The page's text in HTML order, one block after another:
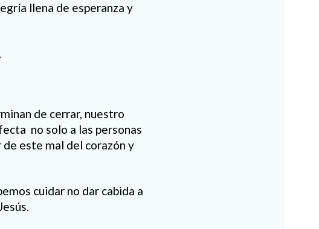
llena de esperanza y
de cerrar, nuestro
no solo a las personas
este mal del corazón y
cuidar no dar cabida a